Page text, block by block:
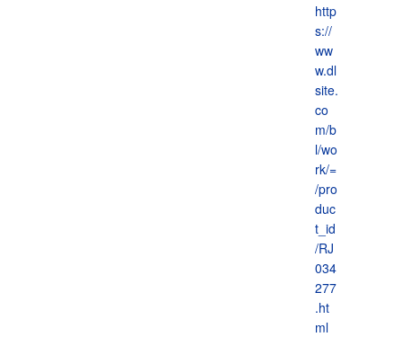
http
s://
ww
w.dl
site.
co
m/b
l/wo
rk/=
/pro
duc
t_id
/RJ
034
277
.ht
ml